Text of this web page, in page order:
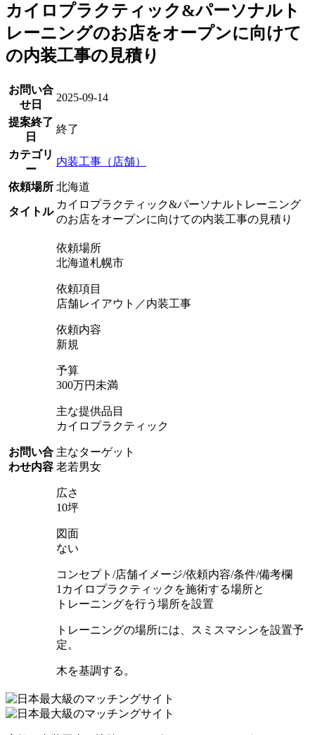
カイロプラクティック&パーソナルト
レーニングのお店をオープンに向けて
の内装工事の見積り
お問い合
せ日
2025-09-14
提案終了
日
終了
カテゴリ
ー
内装工事（店舗）
依頼場所 北海道
タイトル
カイロプラクティック&パーソナルトレーニング
のお店をオープンに向けての内装工事の見積り
お問い合
わせ内容
依頼場所
北海道札幌市
依頼項目
店舗レイアウト／内装工事
依頼内容
新規
予算
300万円未満
主な提供品目
カイロプラクティック
主なターゲット
老若男女
広さ
10坪
図面
ない
コンセプト/店舗イメージ/依頼内容/条件/備考欄
1カイロプラクティックを施術する場所と
トレーニングを行う場所を設置
トレーニングの場所には、スミスマシンを設置予
定。
木を基調する。